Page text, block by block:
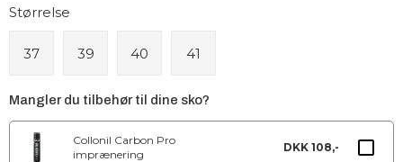
Størrelse
37 39 40 41
Mangler du tilbehør til dine sko?
Collonil Carbon Pro
imprænering
DKK 108,-